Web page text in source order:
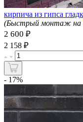
кирпича из гипса
(Быстрый монтаж на
2 600 ₽
2 158 ₽
- 17%